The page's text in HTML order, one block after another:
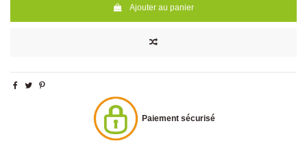
Ajouter au panier
Paiement sécurisé